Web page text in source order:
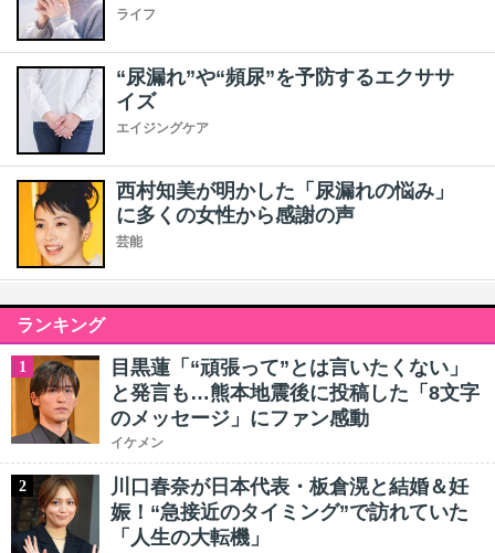
ライフ
“尿漏れ”や“頻尿”を予防するエクササ
イズ
エイジングケア
西村知美が明かした「尿漏れの悩み」
に多くの女性から感謝の声
芸能
ランキング
1
目黒蓮「“頑張って”とは言いたくない」
と発言も…熊本地震後に投稿した「8文字
のメッセージ」にファン感動
イケメン
2
川口春奈が日本代表・板倉滉と結婚＆妊
娠！“急接近のタイミング”で訪れていた
「人生の大転機」